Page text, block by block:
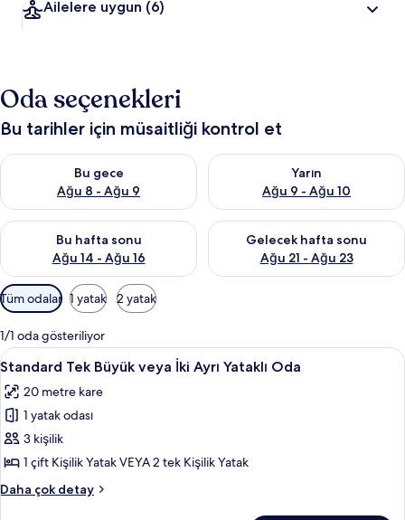
Ailelere uygun (6)
Oda seçenekleri
Bu tarihler için müsaitliği kontrol et
Bu gece
Ağu 8 - Ağu 9
Bu gece için müsaitliği kontrol et Ağu 8 - Ağu 9
Yarın
Ağu 9 - Ağu 10
Yarın için müsaitliği kontrol
Bu hafta sonu
Ağu 14 - Ağu 16
Bu hafta sonu için müsaitliği kontrol et Ağu 14 - Ağu 16
Gelecek hafta sonu
Ağu 21 - Ağu 23
Önümüzdeki hafta sonu için
Odalar
için
mevcut
filtreler
Tüm odalar 1 yatak 2 yatak
1/1 oda gösteriliyor
Standard
Tek
Büyük
veya
İki
Ayrı
Yataklı
Oda
Standard Tek Büyük veya İki Ayrı
5
Standard Tek Büyük veya İki Ayrı Yataklı Oda
20 metre kare
1 yatak odası
3 kişilik
1 çift Kişilik Yatak VEYA 2 tek Kişilik Yatak
Daha çok detay
Standard